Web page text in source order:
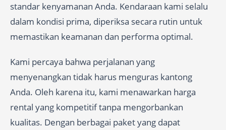
standar kenyamanan Anda. Kendaraan kami selalu
dalam kondisi prima, diperiksa secara rutin untuk
memastikan keamanan dan performa optimal.
Kami percaya bahwa perjalanan yang
menyenangkan tidak harus menguras kantong
Anda. Oleh karena itu, kami menawarkan harga
rental yang kompetitif tanpa mengorbankan
kualitas. Dengan berbagai paket yang dapat